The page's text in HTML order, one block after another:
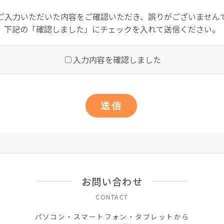
入力いただいた内容をご確認いただき、誤りがございません
下記の「確認しました」にチェックを入れて送信ください。
入力内容を確認しました
お問い合わせ
CONTACT
パソコン・スマートフォン・タブレットから